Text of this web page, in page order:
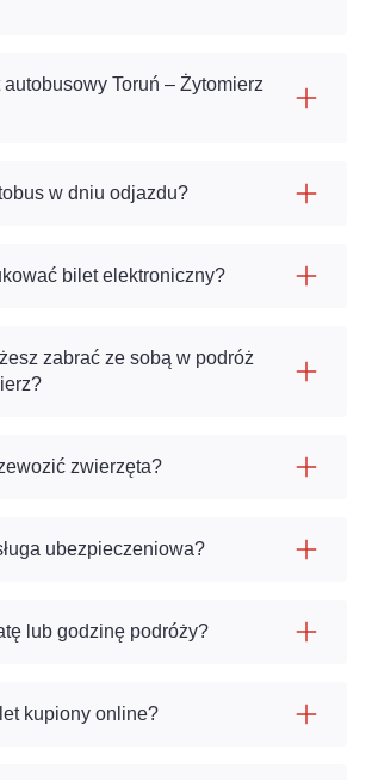
Toruń – Żytomierz
w dniu odjazdu?
bilet elektroniczny?
zabrać ze sobą w podróż
zwierzęta?
ubezpieczeniowa?
lub godzinę podróży?
kupiony online?